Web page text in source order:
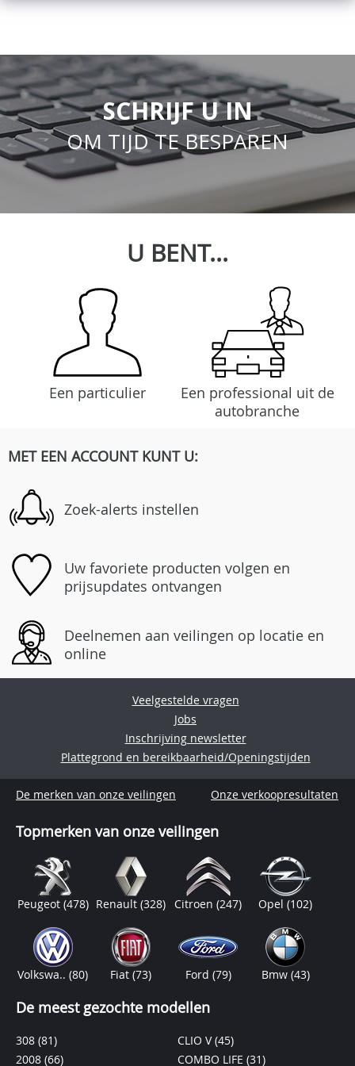
SCHRIJF U IN
OM TIJD TE BESPAREN
U BENT...
Een particulier
Een professional uit de
autobranche
MET EEN ACCOUNT KUNT U:
Zoek-alerts instellen
Uw favoriete producten volgen en
prijsupdates ontvangen
Deelnemen aan veilingen op locatie en
online
Veelgestelde vragen
Jobs
Inschrijving newsletter
Plattegrond en bereikbaarheid/Openingstijden
De merken van onze veilingen Onze verkoopresultaten
Topmerken van onze veilingen
Peugeot (478) Renault (328) Citroen(247) Opel(102)
Volkswa..(80) Fiat (73) Ford (79) Bmw (43)
De meest gezochte modellen
308 (81)
2008 (66)
CLIO V(45)
COMBO LIFE (31)